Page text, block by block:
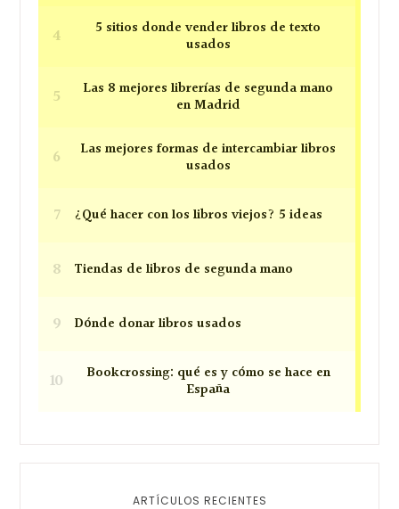
ARTÍCULOS RECIENTES